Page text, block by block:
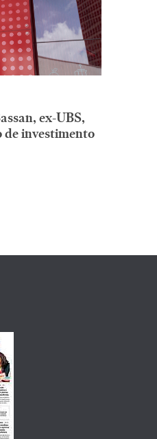
ex-UBS,
de investimento